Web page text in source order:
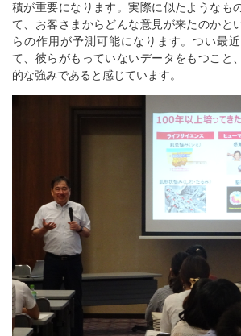
積が重要になります。実際に似たようなも
て、お客さまからどんな意見が来たのかと
らの作用が予測可能になります。つい最
て、彼らがもっていないデータをもつこと
的な強みであると感じています。